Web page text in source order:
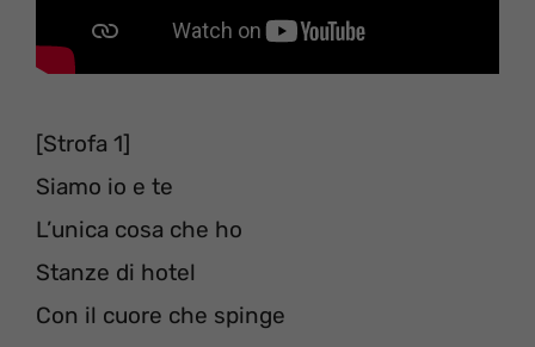
[Strofa 1]
Siamo io e te
L’unica cosa che ho
Stanze di hotel
Con il cuore che spinge